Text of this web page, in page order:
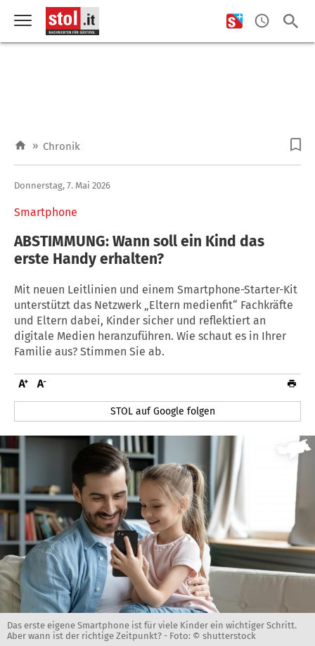
» Chronik
Smartphone
Donnerstag, 7. Mai 2026
ABSTIMMUNG: Wann soll ein Kind das
erste Handy erhalten?
Mit neuen Leitlinien und einem Smartphone-Starter-Kit
unterstützt das Netzwerk „Eltern medienfit“ Fachkräfte
und Eltern dabei, Kinder sicher und reflektiert an
digitale Medien heranzuführen. Wie schaut es in Ihrer
Familie aus? Stimmen Sie ab.
STOL auf Google folgen
Das erste eigene Smartphone ist für viele Kinder ein wichtiger Schritt.
Aber wann ist der richtige Zeitpunkt? - Foto: © shutterstock